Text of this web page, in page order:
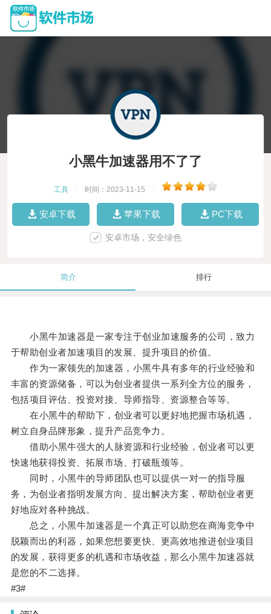
小黑牛加速器用不了了
工具 时间：2023-11-15
安卓下载 苹果下载 PC下载
安卓市场，安全绿色
简介 排行
小黑牛加速器是一家专注于创业加速服务的公司，致力
于帮助创业者加速项目的发展、提升项目的价值。
作为一家领先的加速器，小黑牛具有多年的行业经验和
丰富的资源储备，可以为创业者提供一系列全方位的服务，
包括项目评估、投资对接、导师指导、资源整合等等。
在小黑牛的帮助下，创业者可以更好地把握市场机遇，
树立自身品牌形象，提升产品竞争力。
借助小黑牛强大的人脉资源和行业经验，创业者可以更
快速地获得投资、拓展市场、打破瓶颈等。
同时，小黑牛的导师团队也可以提供一对一的指导服
务，为创业者指明发展方向、提出解决方案，帮助创业者更
好地应对各种挑战。
总之，小黑牛加速器是一个真正可以助您在商海竞争中
脱颖而出的利器，如果您想要更快、更高效地推进创业项目
的发展，获得更多的机遇和市场收益，那么小黑牛加速器就
是您的不二选择。
#3#